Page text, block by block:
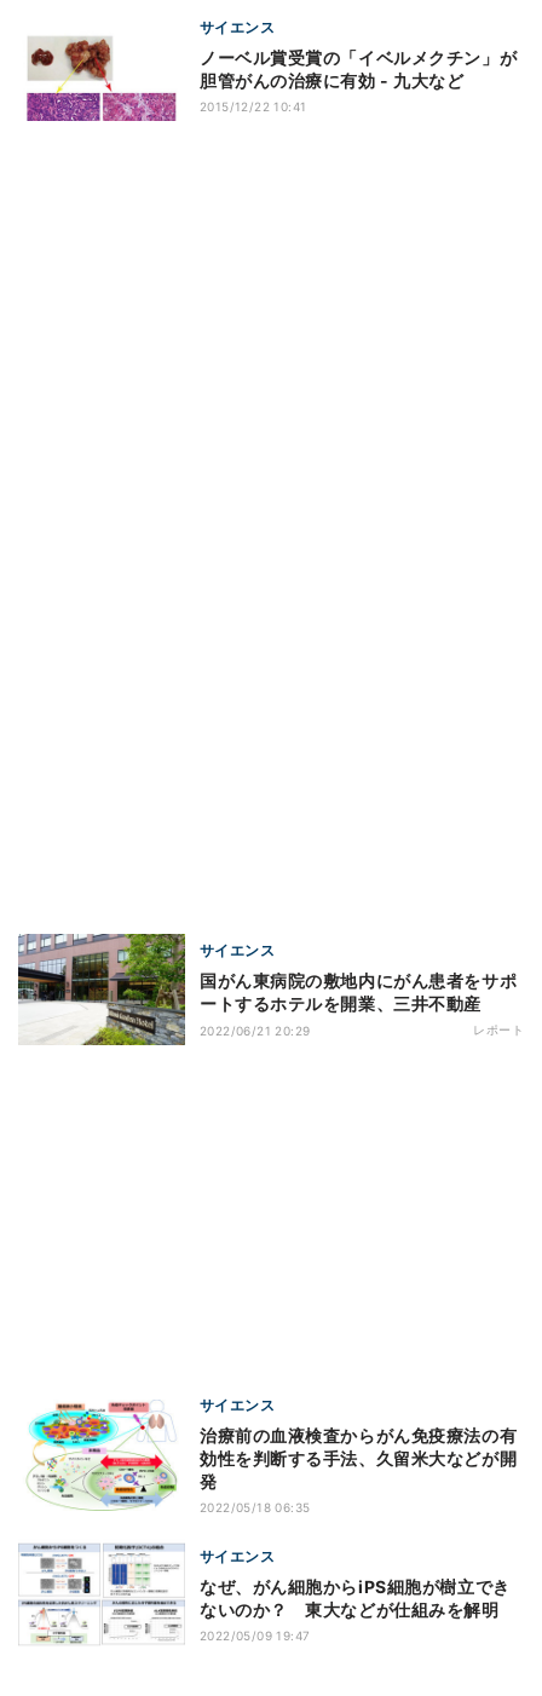
サイエンス
ノーベル賞受賞の「イベルメクチン」が
胆管がんの治療に有効 - 九大など
2015/12/22 10:41
サイエンス
国がん東病院の敷地内にがん患者をサポ
ートするホテルを開業、三井不動産
2022/06/21 20:29 レポート
サイエンス
治療前の血液検査からがん免疫療法の有
効性を判断する手法、久留米大などが開
発
2022/05/18 06:35
サイエンス
なぜ、がん細胞からiPS細胞が樹立でき
ないのか？ 東大などが仕組みを解明
2022/05/09 19:47